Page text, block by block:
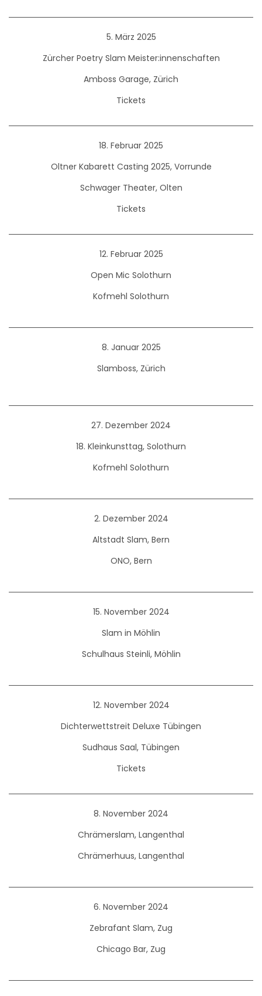
5. März 2025
Zürcher Poetry Slam Meister:innenschaften
Amboss Garage, Zürich
Tickets
18. Februar 2025
Oltner Kabarett Casting 2025, Vorrunde
Schwager Theater, Olten
Tickets
12. Februar 2025
Open Mic Solothurn
Kofmehl Solothurn
8. Januar 2025
Slamboss, Zürich
27. Dezember 2024
18. Kleinkunsttag, Solothurn
Kofmehl Solothurn
2. Dezember 2024
Altstadt Slam, Bern
ONO, Bern
15. November 2024
Slam in Möhlin
Schulhaus Steinli, Möhlin
12. November 2024
Dichterwettstreit Deluxe Tübingen
Sudhaus Saal, Tübingen
Tickets
8. November 2024
Chrämerslam, Langenthal
Chrämerhuus, Langenthal
6. November 2024
Zebrafant Slam, Zug
Chicago Bar, Zug